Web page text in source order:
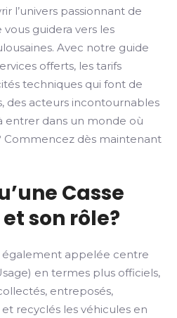
l’univers passionnant de
guidera vers les
Avec notre guide
offerts, les tarifs
techniques qui font de
des acteurs incontournables
entrer dans un monde où
Commencez dès maintenant
Casse
son rôle?
également appelée centre
en termes plus officiels,
entreposés,
recyclés les véhicules en